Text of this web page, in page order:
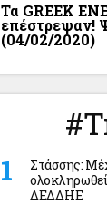
Τα GREEK
επέστρεψαν!
(04/02/2020)
Στάσσης:
ΔΕΔΔΗΕ